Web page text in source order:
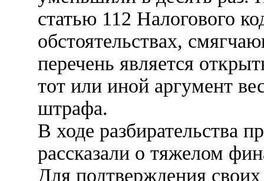
статью 112 Налогового
обстоятельствах,
перечень является
тот или иной аргумент
штрафа.
В ходе разбирательства
рассказали о тяжелом
Для подтверждения